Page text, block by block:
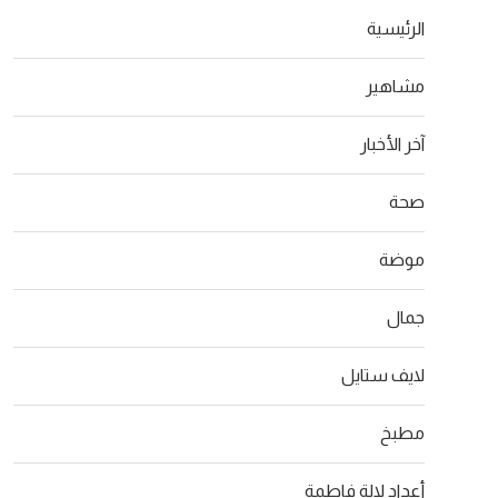
الرئيسية
مشاهير
آخر الأخبار
صحة
موضة
جمال
لايف ستايل
مطبخ
أعداد لالة فاطمة